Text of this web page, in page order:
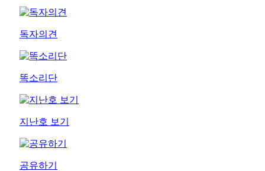
독자의견
똑소리단
지난호 보기
공유하기